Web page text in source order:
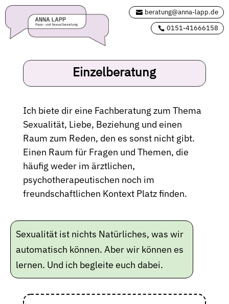
beratung@anna-lapp.de
0151-41666158
Einzelberatung
Ich biete dir eine Fachberatung zum Thema
Sexualität, Liebe, Beziehung und einen
Raum zum Reden, den es sonst nicht gibt.
Einen Raum für Fragen und Themen, die
häufig weder im ärztlichen,
psychotherapeutischen noch im
freundschaftlichen Kontext Platz finden.
Sexualität ist nichts Natürliches, was wir
automatisch können. Aber wir können es
lernen. Und ich begleite euch dabei.